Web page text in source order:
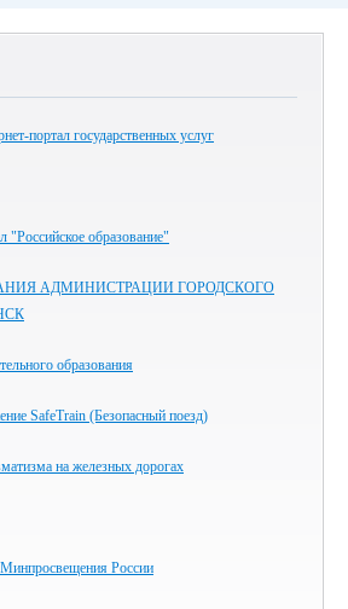
портал государственных услуг
"Российское образование"
АДМИНИСТРАЦИИ ГОРОДСКОГО
образования
SafeTrain (Безопасный поезд)
на железных дорогах
России